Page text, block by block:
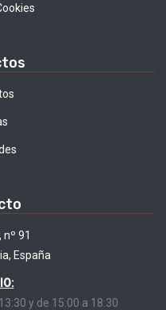
91
España
y de 15:00 a 18:30